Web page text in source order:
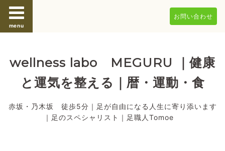
menu
お問い合わせ
wellness labo MEGURU ｜健康
と運気を整える｜暦・運動・食
赤坂・乃木坂 徒歩5分｜足が自由になる人生に寄り添います
｜足のスペシャリスト｜足職人Tomoe